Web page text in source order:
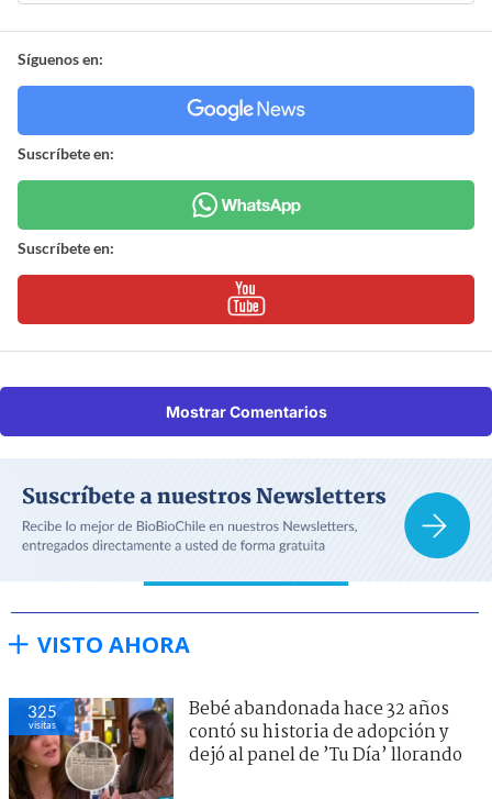
Síguenos en:
Suscríbete en:
Suscríbete en:
Mostrar Comentarios
VISTO AHORA
325
visitas
Bebé abandonada hace 32 años
contó su historia de adopción y
dejó al panel de ’Tu Día’ llorando